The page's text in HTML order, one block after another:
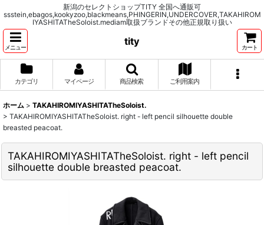
新潟のセレクトショップTITY 全国へ通販可
ssstein,ebagos,kookyzoo,blackmeans,PHINGERIN,UNDERCOVER,TAKAHIROM
IYASHITATheSoloist.mediam取扱ブランドその他正規取り扱い
メニュー
tity
カート
カテゴリ マイページ 商品検索 ご利用案内
ホーム > TAKAHIROMIYASHITATheSoloist.
> TAKAHIROMIYASHITATheSoloist. right - left pencil silhouette double
breasted peacoat.
TAKAHIROMIYASHITATheSoloist. right - left pencil
silhouette double breasted peacoat.